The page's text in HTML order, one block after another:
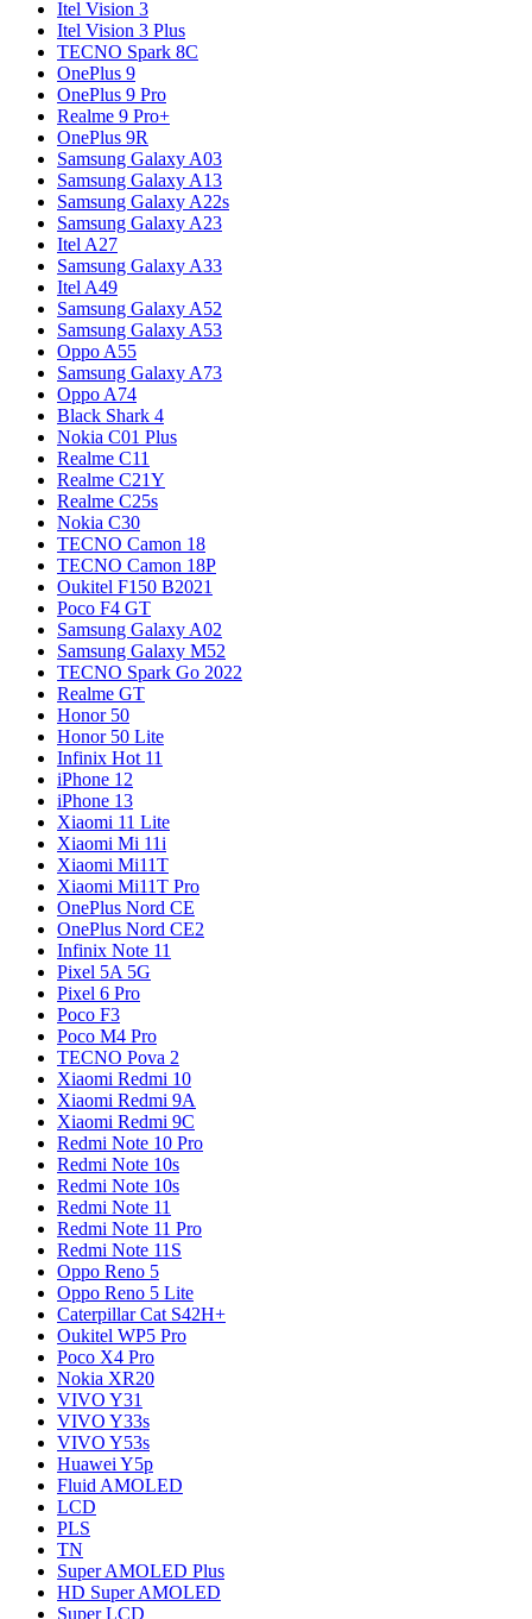
Itel Vision 3
Itel Vision 3 Plus
TECNO Spark 8C
OnePlus 9
OnePlus 9 Pro
Realme 9 Pro+
OnePlus 9R
Samsung Galaxy A03
Samsung Galaxy A13
Samsung Galaxy A22s
Samsung Galaxy A23
Itel A27
Samsung Galaxy A33
Itel A49
Samsung Galaxy A52
Samsung Galaxy A53
Oppo A55
Samsung Galaxy A73
Oppo A74
Black Shark 4
Nokia C01 Plus
Realme C11
Realme C21Y
Realme C25s
Nokia C30
TECNO Camon 18
TECNO Camon 18P
Oukitel F150 B2021
Poco F4 GT
Samsung Galaxy A02
Samsung Galaxy M52
TECNO Spark Go 2022
Realme GT
Honor 50
Honor 50 Lite
Infinix Hot 11
iPhone 12
iPhone 13
Xiaomi 11 Lite
Xiaomi Mi 11i
Xiaomi Mi11T
Xiaomi Mi11T Pro
OnePlus Nord CE
OnePlus Nord CE2
Infinix Note 11
Pixel 5A 5G
Pixel 6 Pro
Poco F3
Poco M4 Pro
TECNO Pova 2
Xiaomi Redmi 10
Xiaomi Redmi 9A
Xiaomi Redmi 9C
Redmi Note 10 Pro
Redmi Note 10s
Redmi Note 10s
Redmi Note 11
Redmi Note 11 Pro
Redmi Note 11S
Oppo Reno 5
Oppo Reno 5 Lite
Caterpillar Cat S42H+
Oukitel WP5 Pro
Poco X4 Pro
Nokia XR20
VIVO Y31
VIVO Y33s
VIVO Y53s
Huawei Y5p
Fluid AMOLED
LCD
PLS
TN
Super AMOLED Plus
HD Super AMOLED
Super LCD